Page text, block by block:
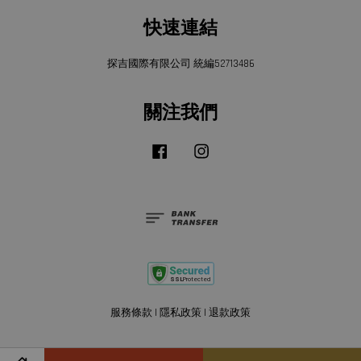
快速連結
探吉國際有限公司 統編52713486
關注我們
Facebook
服務條款 | 隱私政策 | 退款政策